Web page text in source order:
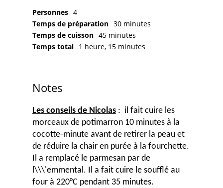
Personnes 4
Temps de préparation 30 minutes
Temps de cuisson 45 minutes
Temps total 1 heure, 15 minutes
Notes
Les conseils de Nicolas: il fait cuire les
morceaux de potimarron 10 minutes à la
cocotte-minute avant de retirer la peau et
de réduire la chair en purée à la fourchette.
Il a remplacé le parmesan par de
l\\\'emmental. Il a fait cuire le soufflé au
four à 220°C pendant 35 minutes.